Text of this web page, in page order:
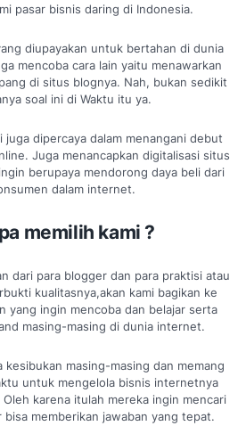
pasar bisnis daring di Indonesia.
diupayakan untuk bertahan di dunia
mencoba cara lain yaitu menawarkan
di situs blognya. Nah, bukan sedikit
soal ini di Waktu itu ya.
juga dipercaya dalam menangani debut
Juga menancapkan digitalisasi situs
berupaya mendorong daya beli dari
dalam internet.
memilih kami ?
dari para blogger dan para praktisi atau
kualitasnya,akan kami bagikan ke
yang ingin mencoba dan belajar serta
masing-masing di dunia internet.
kesibukan masing-masing dan memang
untuk mengelola bisnis internetnya
karena itulah mereka ingin mencari
bisa memberikan jawaban yang tepat.